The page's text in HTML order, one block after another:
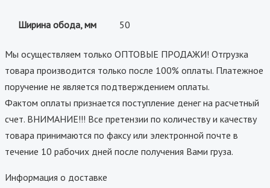
Ширина обода, мм 50
Мы осуществляем только ОПТОВЫЕ ПРОДАЖИ! Отгрузка
товара производится только после 100% оплаты. Платежное
поручение не является подтверждением оплаты.
Фактом оплаты признается поступление денег на расчетный
счет. ВНИМАНИЕ!!! Все претензии по количеству и качеству
товара принимаются по факсу или электронной почте в
течение 10 рабочих дней после получения Вами груза.
Информация о доставке